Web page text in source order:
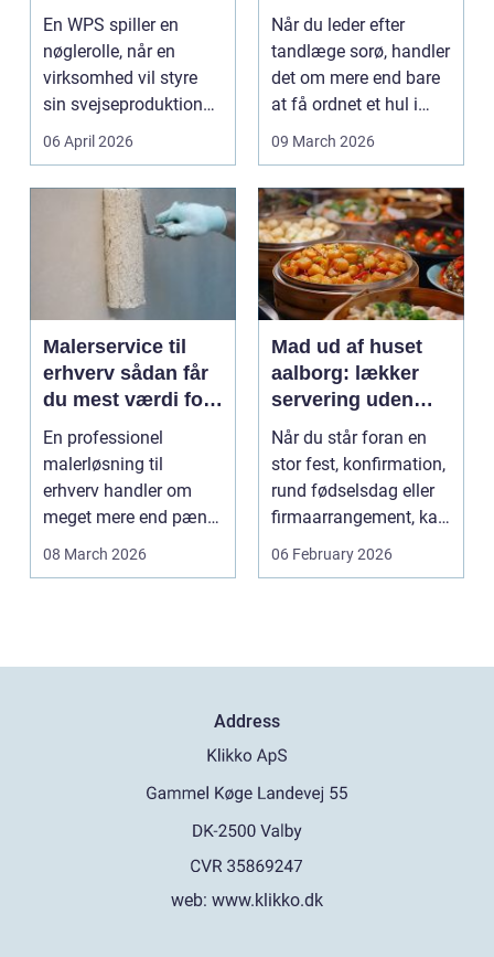
virksomheder
kvalitet og
sporbarhed
En WPS spiller en
nøglerolle, når en
virksomhed vil styre
sin svejseproduktion
sikkert, ensartet og ...
06 April 2026
dig
Når du leder efter
tandlæge sorø, handler
det om mere end bare
at få ordnet et hul i
tanden. For man...
09 March 2026
Malerservice til
erhverv sådan får
du mest værdi for
pengene
En professionel
malerløsning til
erhverv handler om
meget mere end pæne
vægge. Malerarbejde
08 March 2026
Mad ud af huset
aalborg: lækker
servering uden
stress
Når du står foran en
stor fest, konfirmation,
rund fødselsdag eller
firmaarrangement, kan
planlægnin...
06 February 2026
Address
web: www.klikko.dk